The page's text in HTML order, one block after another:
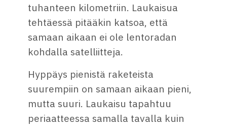
tuhanteen kilometriin. Laukaisua
tehtäessä pitääkin katsoa, että
samaan aikaan ei ole lentoradan
kohdalla satelliitteja.
Hyppäys pienistä raketeista
suurempiin on samaan aikaan pieni,
mutta suuri. Laukaisu tapahtuu
periaatteessa samalla tavalla kuin